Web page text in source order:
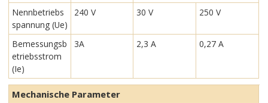
Nennbetriebs
spannung (Ue)
240 V 30 V 250 V
Bemessungsb
etriebsstrom
(Ie)
3A 2,3 A 0,27 A
Mechanische Parameter